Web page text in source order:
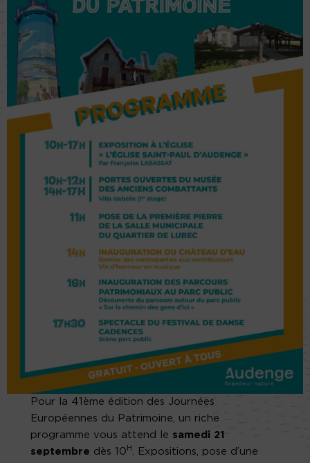
Pour la 41ème édition des Journées
Européennes du Patrimoine, un riche
programme vous attend le samedi 21
septembre dès 10 H
. Expositions, pose d’une